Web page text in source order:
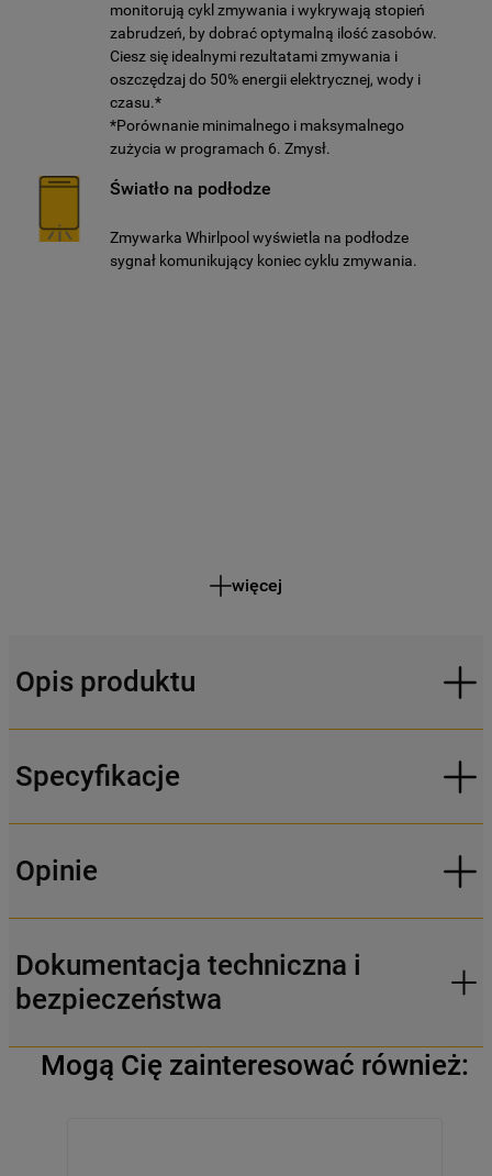
monitorują cykl zmywania i wykrywają stopień
zabrudzeń, by dobrać optymalną ilość zasobów.
Ciesz się idealnymi rezultatami zmywania i
oszczędzaj do 50% energii elektrycznej, wody i
czasu.*
*Porównanie minimalnego i maksymalnego
zużycia w programach 6. Zmysł.
Światło na podłodze
Zmywarka Whirlpool wyświetla na podłodze
sygnał komunikujący koniec cyklu zmywania.
więcej
Opis produktu
Specyfikacje
Opinie
Dokumentacja techniczna i
bezpieczeństwa
Mogą Cię zainteresować również: